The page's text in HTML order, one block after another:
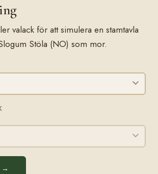
valack för att simulera en stamtavla
Stöla (NO) som mor.
→